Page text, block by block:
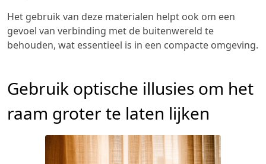
Het gebruik van deze materialen helpt ook om een
gevoel van verbinding met de buitenwereld te
behouden, wat essentieel is in een compacte omgeving.
Gebruik optische illusies om het
raam groter te laten lijken